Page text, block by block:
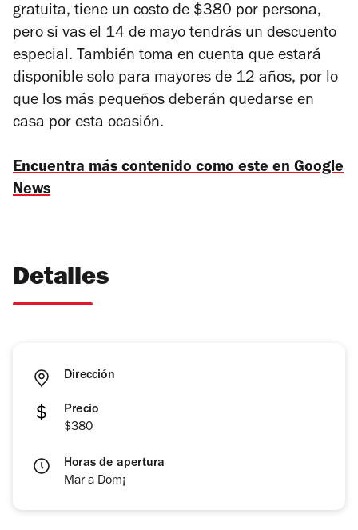
gratuita, tiene un costo de $380 por persona,
pero sí vas el 14 de mayo tendrás un descuento
especial. También toma en cuenta que estará
disponible solo para mayores de 12 años, por lo
que los más pequeños deberán quedarse en
casa por esta ocasión.
Encuentra más contenido como este en Google
News
Detalles
Dirección
Precio
$380
Horas de apertura
Mar a Dom¡